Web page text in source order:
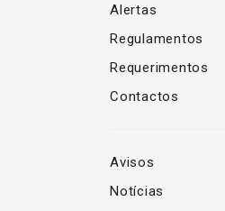
Alertas
Regulamentos
Requerimentos
Contactos
Avisos
Notícias